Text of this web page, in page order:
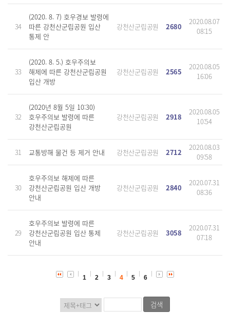
34
(2020. 8. 7) 호우경보 발령에
따른 강천산군립공원 입산
통제 안
강천산군립공원 2680
2020.08.07
08:15
33
(2020. 8. 5.) 호우주의보
해제에 따른 강천산군립공원
입산 개방
강천산군립공원 2565
2020.08.05
16:06
32
(2020년 8월 5일 10:30)
호우주의보 발령에 따른
강천산군립공원
강천산군립공원 2918
2020.08.05
10:54
31 교통방해 물건 등 제거 안내 강천산군립공원 2712
2020.08.03
09:58
30
호우주의보 해제에 따른
강천산군립공원 입산 개방
안내
강천산군립공원 2840
2020.07.31
08:36
29
호우주의보 발령에 따른
강천산군립공원 입산 통제
안내
강천산군립공원 3058
2020.07.31
07:18
1 2 3 4 5 6